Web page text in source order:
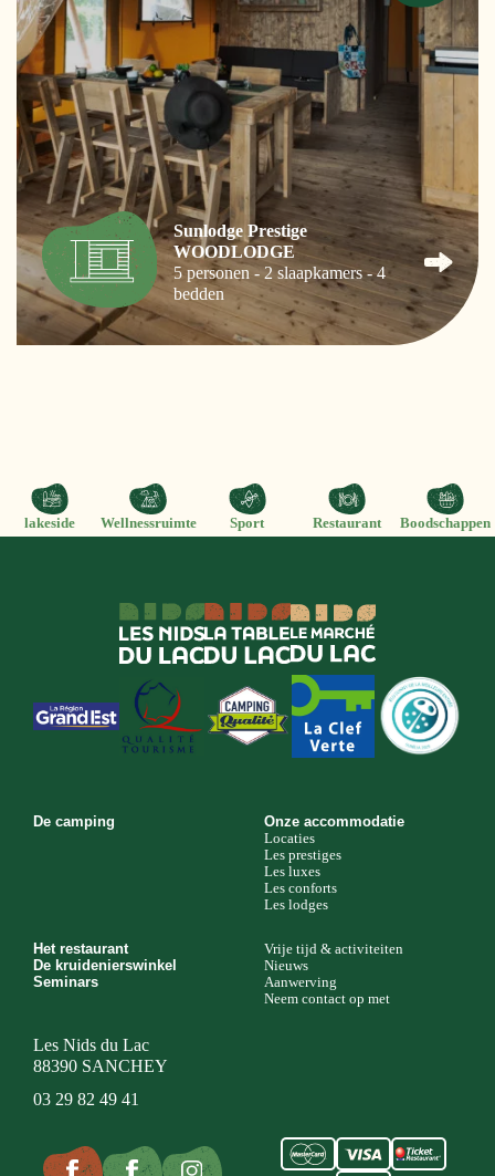
Sunlodge Prestige
WOODLODGE
5 personen - 2 slaapkamers - 4
bedden
lakeside Wellnessruimte Sport Restaurant Boodschappen
De camping
Onze accommodatie
Locaties
Les prestiges
Les luxes
Les conforts
Les lodges
Het restaurant
De kruidenierswinkel
Seminars
Vrije tijd & activiteiten
Nieuws
Aanwerving
Neem contact op met
Les Nids du Lac
88390 SANCHEY
03 29 82 49 41